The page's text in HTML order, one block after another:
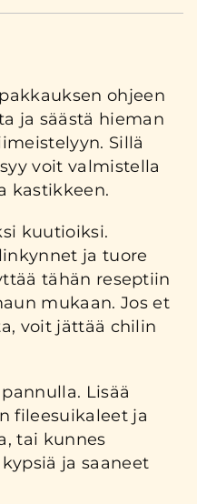
ohjeen
ja säästä hieman
Sillä
voit valmistella
kastikkeen.
kuutioiksi.
ja tuore
tähän reseptiin
mukaan. Jos et
voit jättää chilin
Lisää
fileesuikaleet ja
tai kunnes
ja saaneet